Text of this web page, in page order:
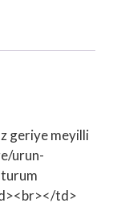
geriye meyilli
urun-
td>